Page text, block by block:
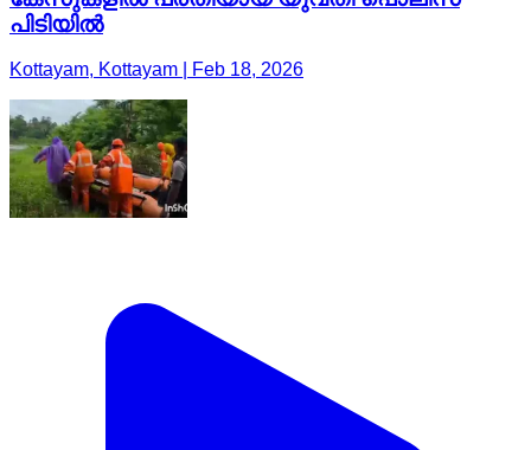
പിടിയിൽ
Kottayam, Kottayam | Feb 18, 2026